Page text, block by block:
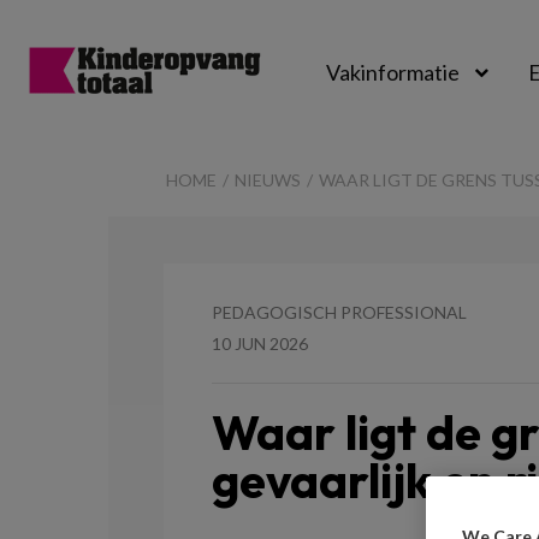
Vakinformatie
HOME NIEUWS WAAR LIGT DE GRENS
PEDAGOGISCH PROFESSIONAL
10 JUN 2026
Waar ligt de
gevaarlijk en